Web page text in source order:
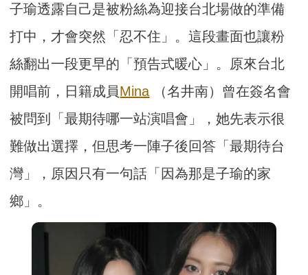
子瑜透露自己是被粉絲為迎接台北場做的準備
打中，才會突然「忍不住」。這段畫面也讓粉
絲翻出一段更早的「預告式暖心」。原來台北
開唱前，日籍成員Mina （名井南）曾在簽名會
被問到「最期待哪一站演唱會」，她先表示很
難做出選擇，但思考一陣子後回答「最期待台
灣」，原因只有一句話「因為那是子瑜的家
鄉」。